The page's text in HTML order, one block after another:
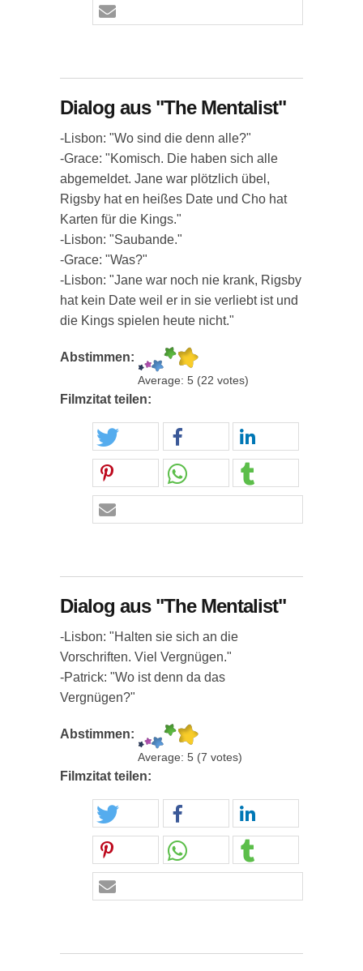
Dialog aus "The Mentalist"
-Lisbon: "Wo sind die denn alle?"
-Grace: "Komisch. Die haben sich alle
abgemeldet. Jane war plötzlich übel,
Rigsby hat en heißes Date und Cho hat
Karten für die Kings."
-Lisbon: "Saubande."
-Grace: "Was?"
-Lisbon: "Jane war noch nie krank, Rigsby
hat kein Date weil er in sie verliebt ist und
die Kings spielen heute nicht."
Abstimmen:
Average: 5 (22 votes)
Filmzitat teilen:
Dialog aus "The Mentalist"
-Lisbon: "Halten sie sich an die
Vorschriften. Viel Vergnügen."
-Patrick: "Wo ist denn da das
Vergnügen?"
Abstimmen:
Average: 5 (7 votes)
Filmzitat teilen: